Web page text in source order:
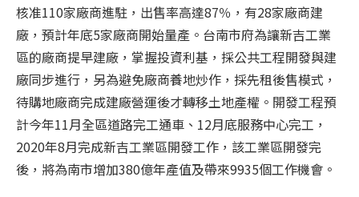
核准110家廠商進駐，出售率高達87％，有28家廠商建
廠，預計年底5家廠商開始量產。台南市府為讓新吉工業
區的廠商提早建廠，掌握投資利基，採公共工程開發與建
廠同步進行，另為避免廠商養地炒作，採先租後售模式，
待購地廠商完成建廠營運後才轉移土地產權。開發工程預
計今年11月全區道路完工通車、12月底服務中心完工，
2020年8月完成新吉工業區開發工作，該工業區開發完
後，將為南市增加380億年產值及帶來9935個工作機會。